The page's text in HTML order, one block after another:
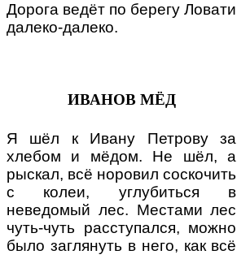
Дорога ведёт по берегу Ловати
далеко-далеко.
ИВАНОВ МЁД
Я шёл к Ивану Петрову за
хлебом и мёдом. Не шёл, а
рыскал, всё норовил соскочить
с колеи, углубиться в
неведомый лес. Местами лес
чуть-чуть расступался, можно
было заглянуть в него, как всё